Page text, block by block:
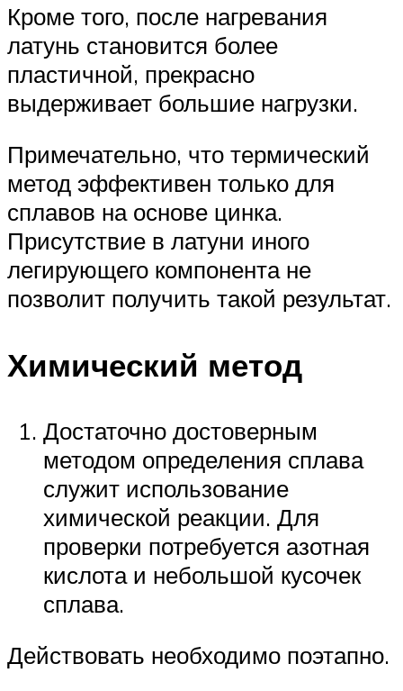
Кроме того, после нагревания
латунь становится более
пластичной, прекрасно
выдерживает большие нагрузки.
Примечательно, что термический
метод эффективен только для
сплавов на основе цинка.
Присутствие в латуни иного
легирующего компонента не
позволит получить такой результат.
Химический метод
Достаточно достоверным
методом определения сплава
служит использование
химической реакции. Для
проверки потребуется азотная
кислота и небольшой кусочек
сплава.
Действовать необходимо поэтапно.